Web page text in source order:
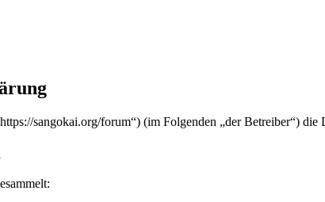
sangokai.org/forum“) (im Folgenden „der Betreiber“) die